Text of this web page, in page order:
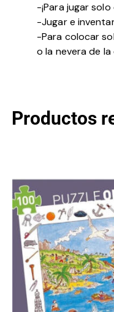
-¡Para jugar
-Jugar e
-Para colocar
o la nevera de la
Productos